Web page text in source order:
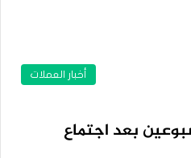
أخبار العملات
بعد اجتماع